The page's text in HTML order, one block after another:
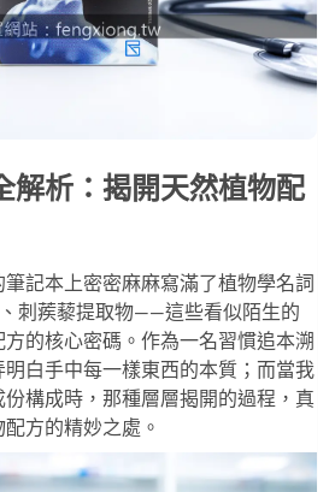
解析：揭開天然植物配
記本上密密麻麻寫滿了植物學名詞
刺蒺藜提取物——這些看似陌生的
的核心密碼。作為一名習慣追本溯
白手中每一樣東西的本質；而當我
構成時，那種層層揭開的過程，真
方的精妙之處。